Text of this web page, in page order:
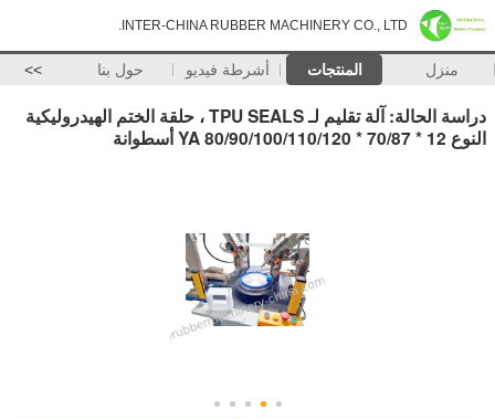
INTER-CHINA RUBBER MACHINERY CO., LTD.
منزل المنتجات أشرطة فيديو حول بنا >>
دراسة الحالة: آلة تقليم لـ TPU SEALS ، حلقة الختم الهيدروليكية
النوع YA 80/90/100/110/120 * 70/87 * 12 أسطوانة